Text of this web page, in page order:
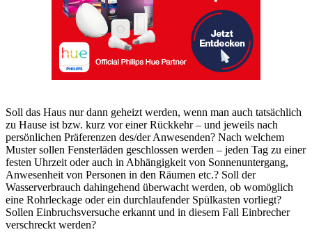
Soll das Haus nur dann geheizt werden, wenn man auch tatsächlich
zu Hause ist bzw. kurz vor einer Rückkehr – und jeweils nach
persönlichen Präferenzen des/der Anwesenden? Nach welchem
Muster sollen Fensterläden geschlossen werden – jeden Tag zu einer
festen Uhrzeit oder auch in Abhängigkeit von Sonnenuntergang,
Anwesenheit von Personen in den Räumen etc.? Soll der
Wasserverbrauch dahingehend überwacht werden, ob womöglich
eine Rohrleckage oder ein durchlaufender Spülkasten vorliegt?
Sollen Einbruchsversuche erkannt und in diesem Fall Einbrecher
verschreckt werden?